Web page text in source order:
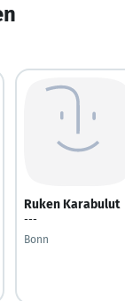
Ruken Karabulut
---
Bonn